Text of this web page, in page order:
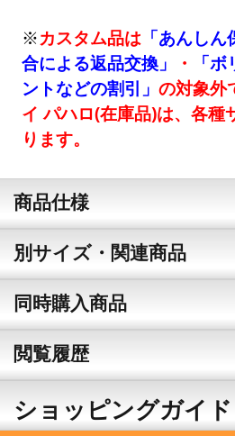
※カスタム品は 「あんしん
合による返品交換」
・
「
ントなどの割引」の対象外
イ パハロ(在庫品)は、各種
ります。
商品仕様
別サイズ・関連商品
同時購入商品
閲覧履歴
ショッピングガイド